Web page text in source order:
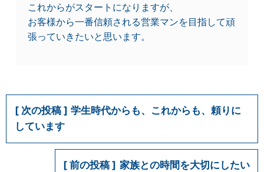
これからがスタートになりますが、
お客様から一番信頼される営業マンを目指して頑
張っていきたいと思います。
学生時代からも、これからも、頼りに
しています
家族との時間を大切にしたい